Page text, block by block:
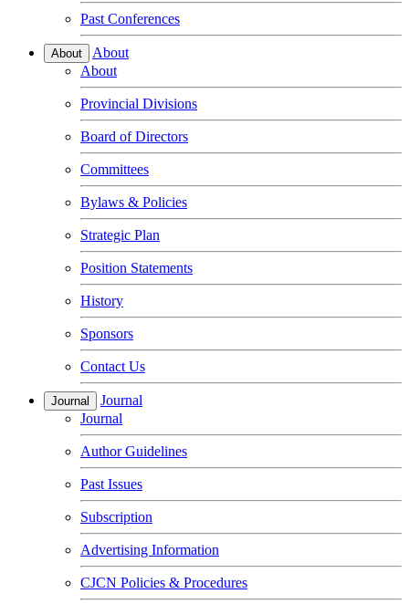
Past Conferences
About
About
About
Provincial Divisions
Board of Directors
Committees
Bylaws & Policies
Strategic Plan
Position Statements
History
Sponsors
Contact Us
Journal
Journal
Journal
Author Guidelines
Past Issues
Subscription
Advertising Information
CJCN Policies & Procedures